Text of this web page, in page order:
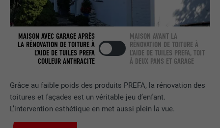
Grâce au faible poids des produits PREFA, la rénovation des
toitures et façades est un véritable jeu d’enfant.
L’intervention esthétique en met aussi plein la vue.
MAISON AVEC GARAGE APRÈS
LA RÉNOVATION DE TOITURE À
L’AIDE DE TUILES PREFA
COULEUR ANTHRACITE
MAISON AVANT LA
RÉNOVATION DE TOITURE À
L’AIDE DE TUILES PREFA, TOIT
À DEUX PANS ET GARAGE
EXPIRATION 2 ans
UTILITÉ
Utilisé par le service de réseau social
LinkedIn pour suivre l'utilisation de
services intégrés
NOM UserMatchHistory
FOURNISSEUR LinkedIn